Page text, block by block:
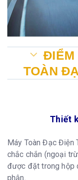
ĐIỂM
TOÀN
Thiết
Máy Toàn Đạc Điện
chắc chắn (ngoại
được đặt trong hộp
phận.